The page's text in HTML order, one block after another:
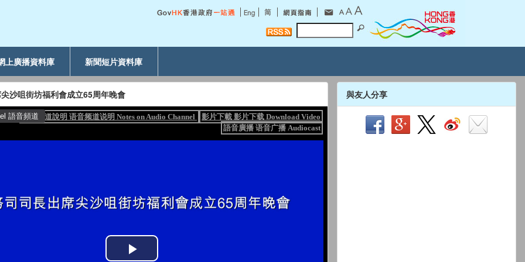
上廣播資料庫 新聞短片資料庫
沙咀街坊福利會成立65周年晚會 與友人分享